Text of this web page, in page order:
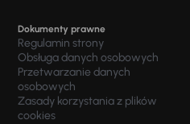
Dokumenty prawne
Regulamin strony
Obsługa danych osobowych
Przetwarzanie danych
osobowych
Zasady korzystania z plików
cookies